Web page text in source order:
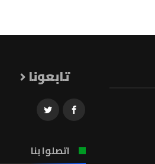
تابعونا
اتصلوا بنا